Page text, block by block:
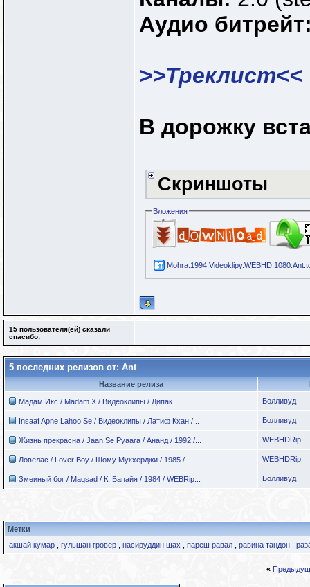
Аудио
>>Треклист<<
В дорожку
Скриншоты
Вложения
15 пользователя(ей) сказали
cпасибо:
5 последних релизов от: Ant
Название релиза
Мадам Икс / Madam X / Видеоклипы / Дипак... Болливуд
Insaaf Apne Lahoo Se / Видеоклипы / Латиф Кхан /... Болливуд
Жизнь прекрасна / Jaan Se Pyaara / Ананд / 1992 /... WEBHDRip
Ловелас / Lover Boy / Шому Мукхерджи / 1985 /... WEBHDRip
Змеиный бог / Maqsad / К. Бапайя / 1984 / WEBRip... Болливуд
Метки
акшай кумар
гульшан гровер насируддин шах пареш равал равина тандон
«